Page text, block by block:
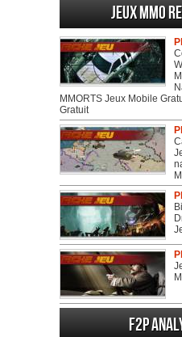
Jeux MMO
MMORTS Jeux Mobile
Gratuit
F2P